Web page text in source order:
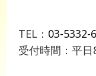
TEL： 03-5332-
受付時間：平